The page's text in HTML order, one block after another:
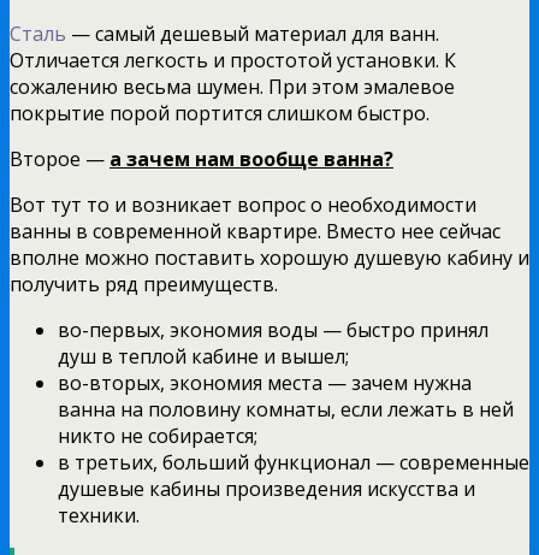
Сталь — самый дешевый материал для ванн.
Отличается легкость и простотой установки. К
сожалению весьма шумен. При этом эмалевое
покрытие порой портится слишком быстро.
Второе — а зачем нам вообще ванна?
Вот тут то и возникает вопрос о необходимости
ванны в современной квартире. Вместо нее сейчас
вполне можно поставить хорошую душевую кабину и
получить ряд преимуществ.
во-первых, экономия воды — быстро принял
душ в теплой кабине и вышел;
во-вторых, экономия места — зачем нужна
ванна на половину комнаты, если лежать в ней
никто не собирается;
в третьих, больший функционал — современные
душевые кабины произведения искусства и
техники.